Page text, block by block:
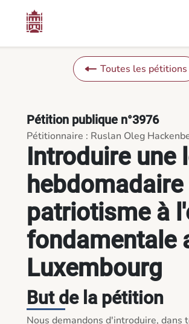
Introduire une leçon hebdomadaire de
Toutes les pétitions
Introduire une
hebdomadaire
patriotisme à
fondamentale
Luxembourg
Pétition publique n°3976
Pétitionnaire : Ruslan Oleg
But de la pétition
Nous demandons d'introduire, dans